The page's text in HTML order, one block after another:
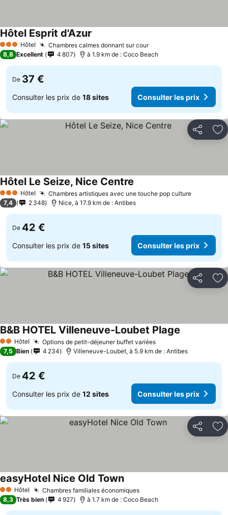
3 ÉtoilesHôtel Chambres calmes donnant sur courConsulter les prix
Hôtel Esprit d'Azur
8,8 Excellent 4 807 à 1.9 km de : Coco Beach
De 37 €
Consulter les prix de 18 sites Consulter les prix
Partager
3 ÉtoilesHôtel Chambres artistiques avec une touche pop culture
Hôtel Le Seize, Nice Centre
7,4 2 348 Nice, à 17.9 km de : Antibes
De 42 €
Consulter les prix de 15 sites Consulter les prix
Partager
2 Étoiles
Hôtel Options de petit-déjeuner buffet variéesConsulter les prix
B&B HOTEL Villeneuve-Loubet Plage
7,5 Bien 4 234 Villeneuve-Loubet, à 5.9 km de : Antibes
De 42 €
Consulter les prix de 12 sites Consulter les prix
Partager
2 Étoiles
Hôtel Chambres familiales économiquesConsulter les prix
easyHotel Nice Old TownConsulter les prix
8,3 Très bien 4 927 à 1.7 km de : Coco Beach